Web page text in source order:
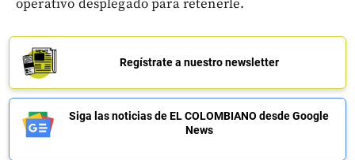
operativo desplegado para retenerle.
Regístrate a nuestro newsletter
Siga las noticias de EL COLOMBIANO desde Google
News